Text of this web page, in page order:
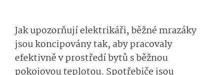
Jak upozorňují elektrikáři, běžné mrazáky
jsou koncipovány tak, aby pracovaly
efektivně v prostředí bytů s běžnou